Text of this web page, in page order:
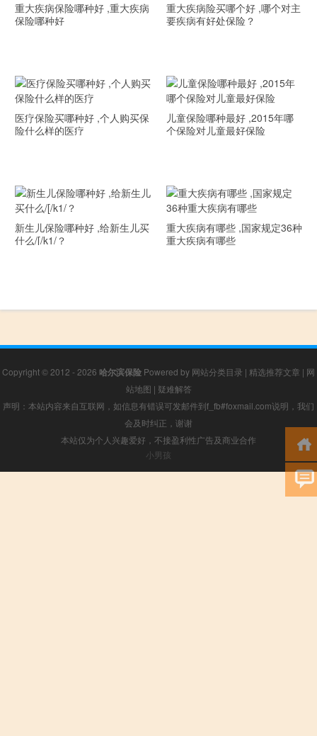
重大疾病保险哪种好 ,重大疾病
保险哪种好
重大疾病险买哪个好 ,哪个对主
要疾病有好处保险？
医疗保险买哪种好 ,个人购买保
险什么样的医疗
儿童保险哪种最好 ,2015年哪
个保险对儿童最好保险
新生儿保险哪种好 ,给新生儿买
什么/[/k1/？
重大疾病有哪些 ,国家规定36种
重大疾病有哪些
Copyright © 2012 - 2026 哈尔滨保险 Powered by 网站分类目录 | 精选推荐文章 | 网
站地图 | 疑难解答
声明：本站内容来自互联网，如信息有错误可发邮件到f_fb#foxmail.com说明，我们
会及时纠正，谢谢
本站仅为个人兴趣爱好，不接盈利性广告及商业合作
小男孩